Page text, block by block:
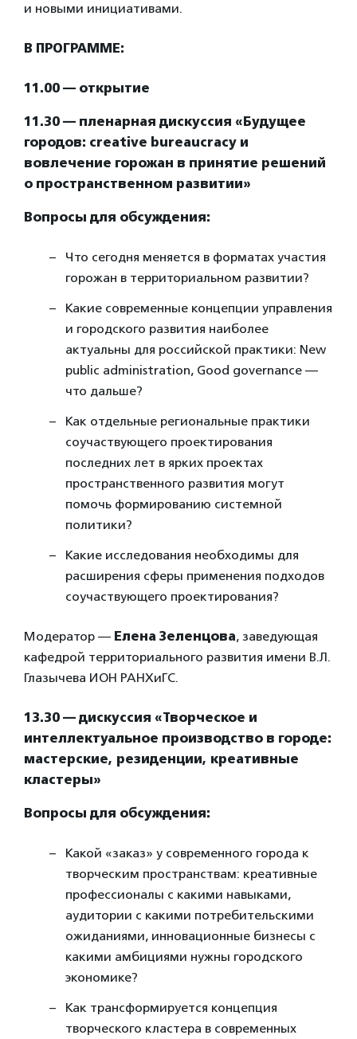
и новыми инициативами.
В ПРОГРАММЕ:
11.00 — открытие
11.30 — пленарная дискуссия «Будущее
городов: creative bureaucracy и
вовлечение горожан в принятие решений
о пространственном развитии»
Вопросы для обсуждения:
Что сегодня меняется в форматах участия
горожан в территориальном развитии?
Какие современные концепции управления
и городского развития наиболее
актуальны для российской практики: New
public administration, Good governance —
что дальше?
Как отдельные региональные практики
соучаствующего проектирования
последних лет в ярких проектах
пространственного развития могут
помочь формированию системной
политики?
Какие исследования необходимы для
расширения сферы применения подходов
соучаствующего проектирования?
Модератор — Елена Зеленцова, заведующая
кафедрой территориального развития имени В.Л.
Глазычева ИОН РАНХиГС.
13.30 — дискуссия «Творческое и
интеллектуальное производство в городе:
мастерские, резиденции, креативные
кластеры»
Вопросы для обсуждения:
Какой «заказ» у современного города к
творческим пространствам: креативные
профессионалы с какими навыками,
аудитории с какими потребительскими
ожиданиями, инновационные бизнесы с
какими амбициями нужны городского
экономике?
Как трансформируется концепция
творческого кластера в современных